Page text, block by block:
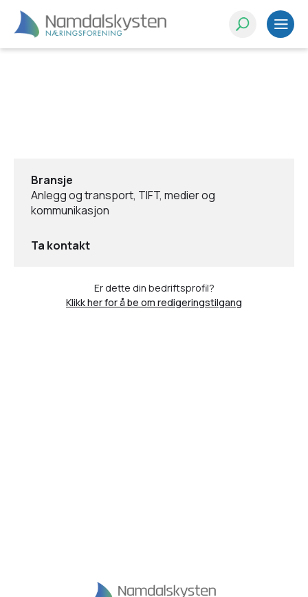
Bransje
Anlegg og transport, TIFT, medier og
kommunikasjon
Ta kontakt
Er dette din bedriftsprofil?
Klikk her for å be om redigeringstilgang